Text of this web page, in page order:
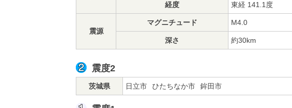
経度 東経 141.1度
震源
マグニチュード M4.0
深さ 約30km
震度2
茨城県 日立市 ひたちなか市 鉾田市